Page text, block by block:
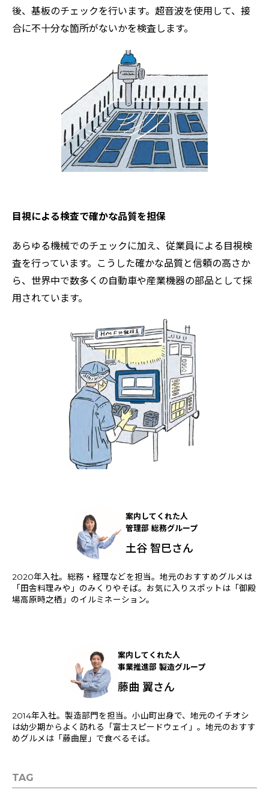
後、基板のチェックを行います。超音波を使用して、接
合に不十分な箇所がないかを検査します。
目視による検査で確かな品質を担保
あらゆる機械でのチェックに加え、従業員による目視検
査を行っています。こうした確かな品質と信頼の高さか
ら、世界中で数多くの自動車や産業機器の部品として採
用されています。
案内してくれた人
管理部 総務グループ
土谷 智巳さん
2020年入社。総務・経理などを担当。地元のおすすめグルメは
「田舎料理みや」のみくりやそば。お気に入りスポットは「御殿
場高原時之栖」のイルミネーション。
案内してくれた人
事業推進部 製造グループ
藤曲 翼さん
2014年入社。製造部門を担当。小山町出身で、地元のイチオシ
は幼少期からよく訪れる「富士スピードウェイ」。地元のおすす
めグルメは「藤曲屋」で食べるそば。
TAG